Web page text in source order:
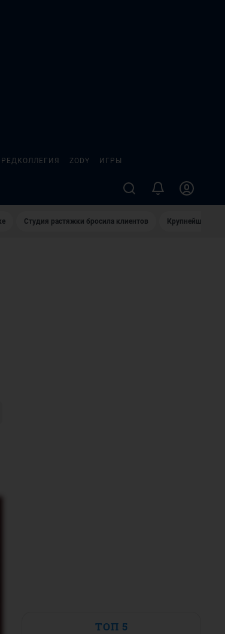
РЕДКОЛЛЕГИЯ ZODY ИГРЫ
Студия растяжки бросила клиентов Крупнейшие
ТОП 5